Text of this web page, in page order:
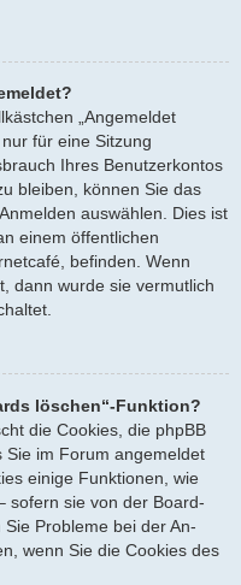
„Angemeldet
für eine Sitzung
Ihres Benutzerkontos
bleiben, können Sie das
auswählen. Dies ist
einem öffentlichen
befinden. Wenn
dann wurde sie vermutlich
löschen“-Funktion?
die Cookies, die phpBB
im Forum angemeldet
einige Funktionen, wie
sofern sie von der Board-
Probleme bei der An-
wenn Sie die Cookies des